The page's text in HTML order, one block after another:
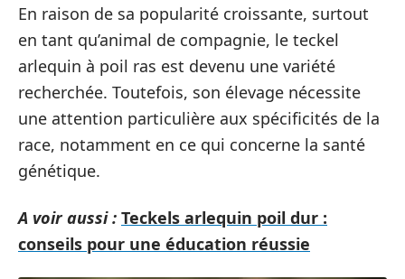
En raison de sa popularité croissante, surtout
en tant qu’animal de compagnie, le teckel
arlequin à poil ras est devenu une variété
recherchée. Toutefois, son élevage nécessite
une attention particulière aux spécificités de la
race, notamment en ce qui concerne la santé
génétique.
A voir aussi : Teckels arlequin poil dur :
conseils pour une éducation réussie